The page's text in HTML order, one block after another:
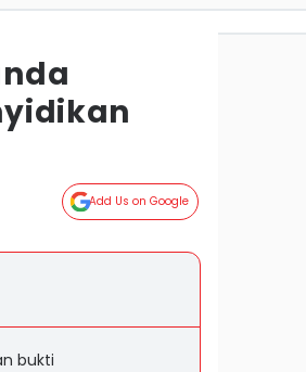
Add Us on Google
bukti